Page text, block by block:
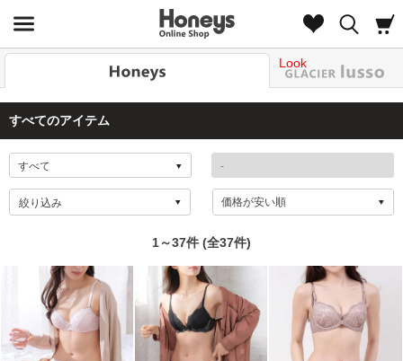
Look
すべてのアイテム
絞り込み
1～37件 (全37件)